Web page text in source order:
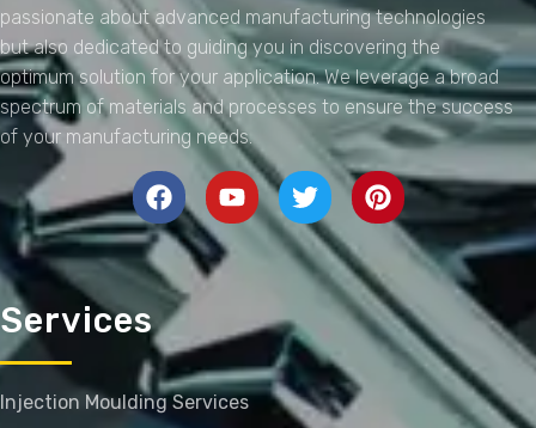
passionate about advanced manufacturing technologies
but also dedicated to guiding you in discovering the
optimum solution for your application. We leverage a broad
spectrum of materials and processes to ensure the success
of your manufacturing needs.
Services
Injection Moulding Services